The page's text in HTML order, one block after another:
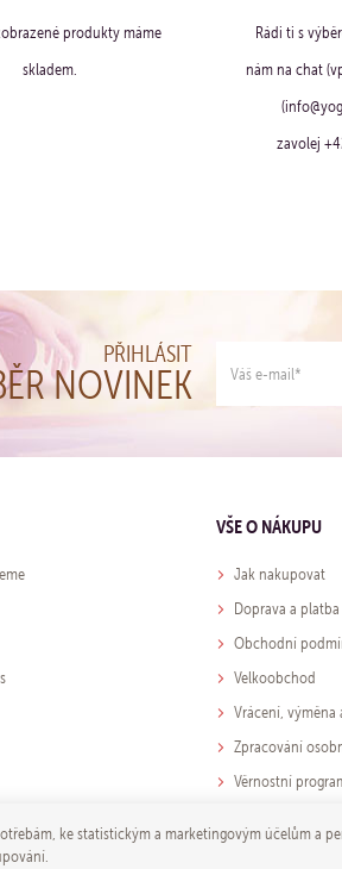
produkty máme
skladem.
Rádi ti s
nám na chat
zavolej
PŘIHLÁSIT
NOVINEK
VŠE O NÁKUPU
Jak nakupovat
Doprava a platba
Obchodní
Velkoobchod
Vrácení, výměna
Zpracování
Věrnostní
ke statistickým a marketingovým účelům a